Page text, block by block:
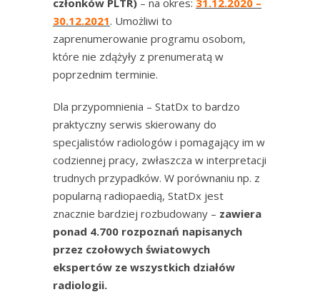
członków PLTR) – na okres: 31.12.2020 –
30.12.2021. Umożliwi to
zaprenumerowanie programu osobom,
które nie zdążyły z prenumeratą w
poprzednim terminie.
Dla przypomnienia – StatDx to bardzo
praktyczny serwis skierowany do
specjalistów radiologów i pomagający im w
codziennej pracy, zwłaszcza w interpretacji
trudnych przypadków. W porównaniu np. z
popularną radiopaedią, StatDx jest
znacznie bardziej rozbudowany – zawiera
ponad 4.700 rozpoznań napisanych
przez czołowych światowych
ekspertów ze wszystkich działów
radiologii.